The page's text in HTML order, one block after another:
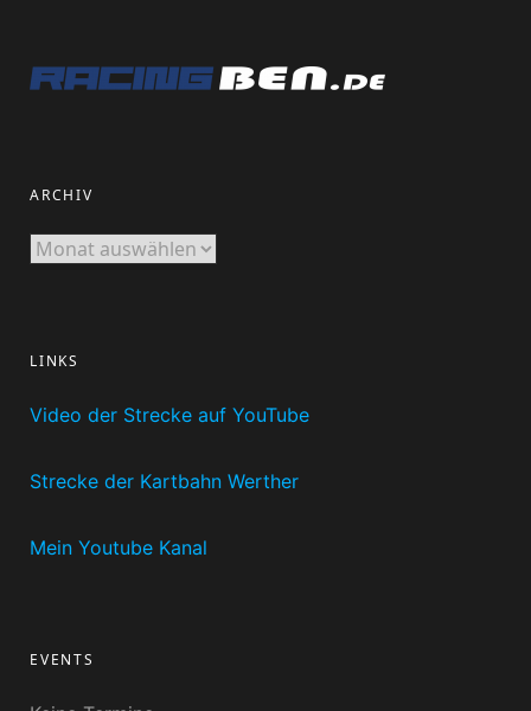
ARCHIV
Archiv
LINKS
Video der Strecke auf YouTube
Strecke der Kartbahn Werther
Mein Youtube Kanal
EVENTS